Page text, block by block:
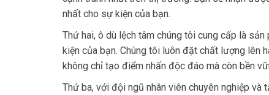
nhất cho sự kiện của bạn.
Thứ hai, ô dù lệch tâm chúng tôi cung cấp là
kiện của bạn. Chúng tôi luôn đặt chất lượng lên
không chỉ tạo điểm nhấn độc đáo mà còn bền
Thứ ba, với đội ngũ nhân viên chuyên nghiệp